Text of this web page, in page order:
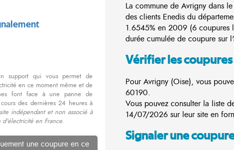
support qui vous permet de
en ce moment même et de
font face à une panne de
des dernières 24 heures à
indépendant et non associé à
en France.
une coupure en ce
La commune de Avrigny dans
des clients Enedis du
1.6545% en 2009 (6 coupures
durée cumulée de coupure sur
Vérifier les coupures
Pour Avrigny (Oise), vous
60190.
Vous pouvez consulter la liste
14/07/2026 sur leur site en
Signaler une